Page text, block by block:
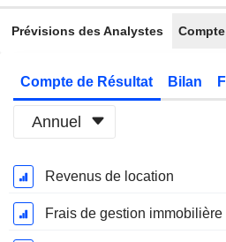
Prévisions des Analystes
Compte de Résultat Bilan
Annuel
Période
Fiscale:
Décembre
Revenus de location
Frais de gestion immobilière